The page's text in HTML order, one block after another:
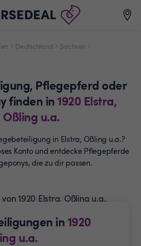
Deutschland
Sachsen
Pflegepferd oder
finden in1920 Elstra,
Oßling u.a.
in Elstra, Oßling u.a.?
Konto und entdecke Pflegepferde
die zu dir passen.
in1920
u.a.